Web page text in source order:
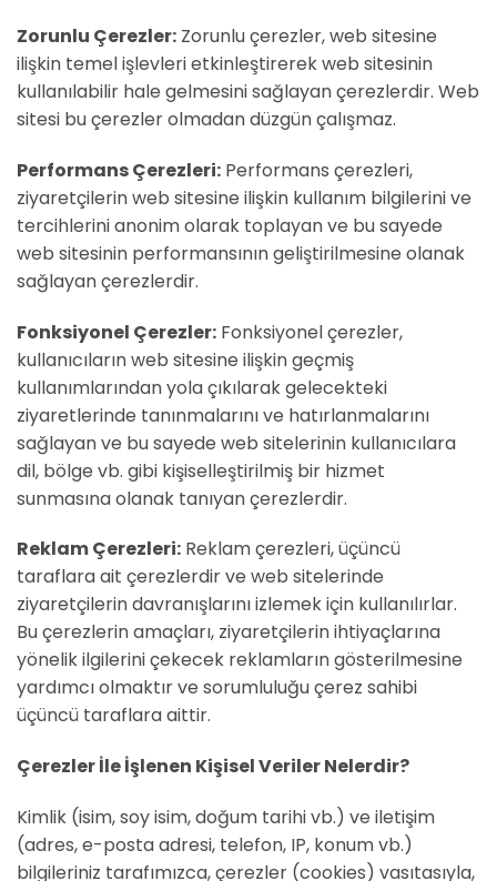
Zorunlu Çerezler: Zorunlu çerezler, web sitesine
ilişkin temel işlevleri etkinleştirerek web sitesinin
kullanılabilir hale gelmesini sağlayan çerezlerdir. Web
sitesi bu çerezler olmadan düzgün çalışmaz.
Performans Çerezleri: Performans çerezleri,
ziyaretçilerin web sitesine ilişkin kullanım bilgilerini ve
tercihlerini anonim olarak toplayan ve bu sayede
web sitesinin performansının geliştirilmesine olanak
sağlayan çerezlerdir.
Fonksiyonel Çerezler: Fonksiyonel çerezler,
kullanıcıların web sitesine ilişkin geçmiş
kullanımlarından yola çıkılarak gelecekteki
ziyaretlerinde tanınmalarını ve hatırlanmalarını
sağlayan ve bu sayede web sitelerinin kullanıcılara
dil, bölge vb. gibi kişiselleştirilmiş bir hizmet
sunmasına olanak tanıyan çerezlerdir.
Reklam Çerezleri: Reklam çerezleri, üçüncü
taraflara ait çerezlerdir ve web sitelerinde
ziyaretçilerin davranışlarını izlemek için kullanılırlar.
Bu çerezlerin amaçları, ziyaretçilerin ihtiyaçlarına
yönelik ilgilerini çekecek reklamların gösterilmesine
yardımcı olmaktır ve sorumluluğu çerez sahibi
üçüncü taraflara aittir.
Çerezler İle İşlenen Kişisel Veriler Nelerdir?
Kimlik (isim, soy isim, doğum tarihi vb.) ve iletişim
(adres, e-posta adresi, telefon, IP, konum vb.)
bilgileriniz tarafımızca, çerezler (cookies) vasıtasıyla,